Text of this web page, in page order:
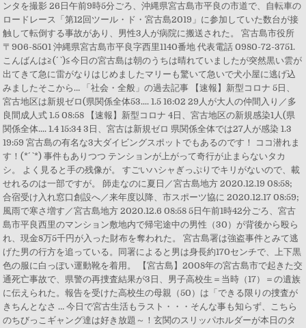
ンタを撮影 26日午前9時5分ごろ、沖縄県宮古島市平良の市道で、自転車の
ロードレース「第12回ツール・ド・宮古島2019」に参加していた数台が接
触して転倒する事故があり、男性3人が病院に搬送された。 宮古島市役所
〒906-8501 沖縄県宮古島市平良字西里1140番地 代表電話 0980-72-3751.
こんばんは≧(´ `)≦今日の宮古島は朝のうちは晴れていましたが突然黒い雲が
出てきて急に雷がなりはじめましたマリーも驚いて急いで犬小屋に逃げ込
みましたそこから… 「社会・全般」の過去記事 【速報】新型コロナ 5日、
宮古地区は新規ゼロ(県関係全体53.... 1.5 16:02 29人が大人の仲間入り／多
良間成人式 1.5 08:58 【速報】新型コロナ 4日、宮古地区の新規感染1人(県
関係全体.... 1.4 15:34 3日、宮古は新規ゼロ 県関係全体では27人が感染 1.3
19:59 宮古島の有名な3大ダイビングスポットでもあるのです！ ココ潜れま
す！(*´ `*) 事件もありつつ テンションが上がって奇行が止まらないタカ
シ。 よく見ると手の残像が。 すごいハシャぎっぷりでキリがないので、載
せれるのは一部ですが。 師走なのに夏日／宮古島地方 2020.12.19 08:58;
合宿受け入れ窓口創設へ／来年度以降、市スポーツ協に 2020.12.17 08:59;
風雨で寒さ増す／宮古島地方 2020.12.6 08:58 5日午前1時42分ごろ、宮古
島市平良西里のマンション敷地内で帰宅途中の男性（30）が背後から殴ら
れ、現金8万5千円が入った財布を奪われた。 宮古島署は強盗事件とみて逃
げた男の行方を追っている。同署によると男は身長約170センチで、上下黒
色の服に白っぽい運動靴を着用。 【宮古島】2008年の宮古島市で起きた交
通死亡事故で、県警の再捜査結果が3日、男子高校生＝当時（17）＝の遺族
に伝えられた。報告を受けた高校生の母親（50）は「できる限りの捜査が
きちんとなさ … 今日で宮古生活もラスト・・・そんな事も知らず、こちら
のちびっこギャング達は好き放題～！玄関のスリッパホルダーが本日のタ